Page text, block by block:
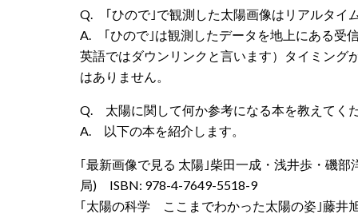
Q. ｢ひので｣で観測した太陽画像はリアルタイ
A. ｢ひので｣は観測したデータを地上にある受
英語ではダウンリンクと言います）タイミング
はありません。
Q. 太陽に関して何か参考になる本を教えてく
A. 以下の本を紹介します。
｢最新画像で見る 太陽｣柴田一成・浅井歩・磯
局) ISBN: 978-4-7649-5518-9
｢太陽の科学 ここまでわかった太陽の姿｣藤